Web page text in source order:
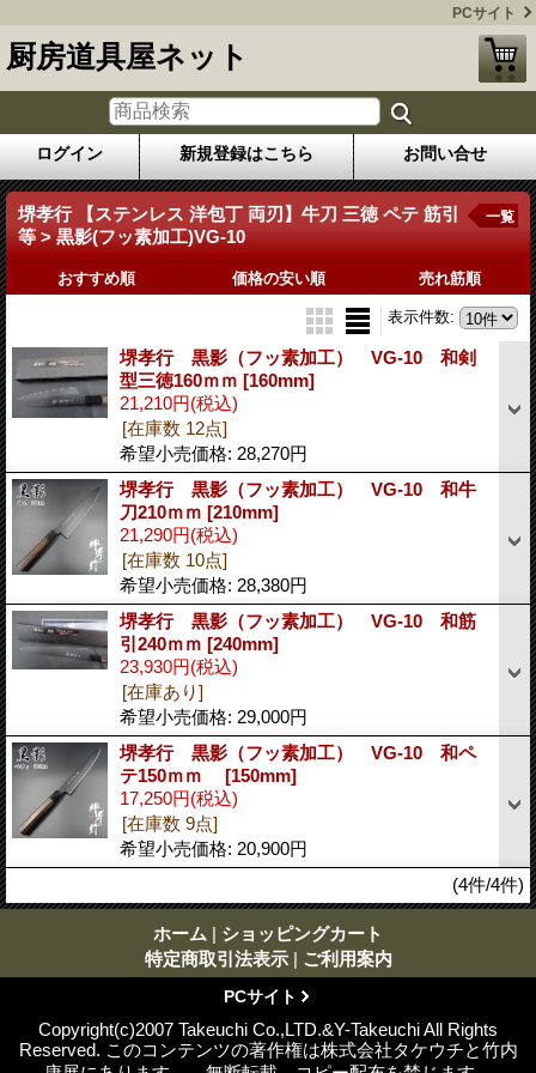
PCサイト
厨房道具屋ネット
ログイン 新規登録はこちら お問い合せ
堺孝行 【ステンレス 洋包丁 両刃】牛刀 三徳 ペテ 筋引
等 > 黒影(フッ素加工)VG-10
一覧
おすすめ順 価格の安い順 売れ筋順
表示件数:
堺孝行 黒影（フッ素加工） VG-10 和剣
型三徳160ｍｍ [160mm]
21,210円(税込)
[在庫数 12点]
希望小売価格: 28,270円
堺孝行 黒影（フッ素加工） VG-10 和牛
刀210ｍｍ [210mm]
21,290円(税込)
[在庫数 10点]
希望小売価格: 28,380円
堺孝行 黒影（フッ素加工） VG-10 和筋
引240ｍｍ [240mm]
23,930円(税込)
[在庫あり]
希望小売価格: 29,000円
堺孝行 黒影（フッ素加工） VG-10 和ペ
テ150ｍｍ [150mm]
17,250円(税込)
[在庫数 9点]
希望小売価格: 20,900円
(4件/4件)
ホーム | ショッピングカート
特定商取引法表示 | ご利用案内
PCサイト
Copyright(c)2007 Takeuchi Co.,LTD.&Y-Takeuchi All Rights
Reserved. このコンテンツの著作権は株式会社タケウチと竹内